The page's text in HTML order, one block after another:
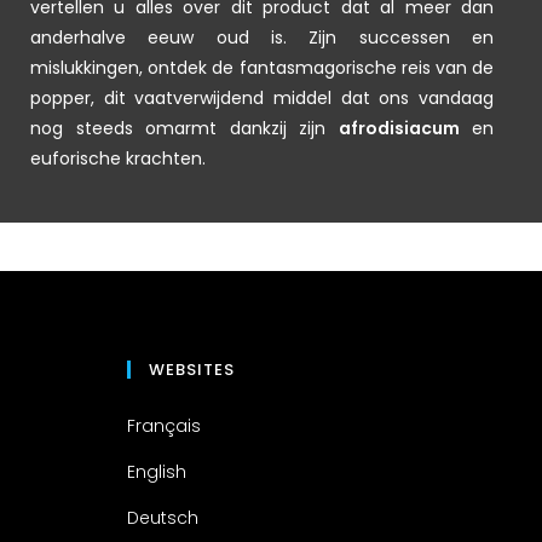
vertellen u alles over dit product dat al meer dan
anderhalve eeuw oud is. Zijn successen en
mislukkingen, ontdek de fantasmagorische reis van de
popper, dit vaatverwijdend middel dat ons vandaag
nog steeds omarmt dankzij zijn afrodisiacum en
euforische krachten.
WEBSITES
Français
English
Deutsch